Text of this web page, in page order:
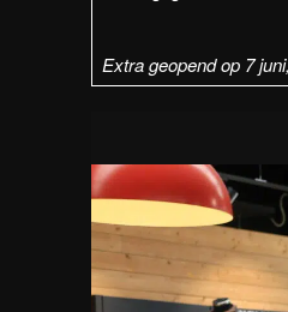
Extra geopend op 7